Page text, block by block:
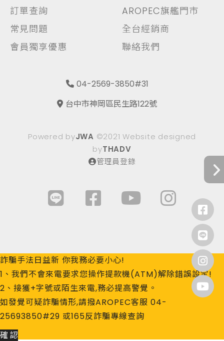
訂單查詢
常見問題
會員獨享優惠
AROPEC旗艦門市
全台經銷商
聯絡我們
04-2569-3850#31
台中市神岡區民生路122號
Powered byJWA ©2021 Website designed
byTHADV
管理員登錄
詐騙手法日益新 你我務必要小心!
1、我們不會來電要求您操作提款機(ATM)解除錯誤設定!
2、接獲+字號或陌生來電,務必提高警覺。
如發覺可疑詐騙情形,請撥AROPEC客服 04-
25693850#29 或165反詐騙專線查詢
確 認